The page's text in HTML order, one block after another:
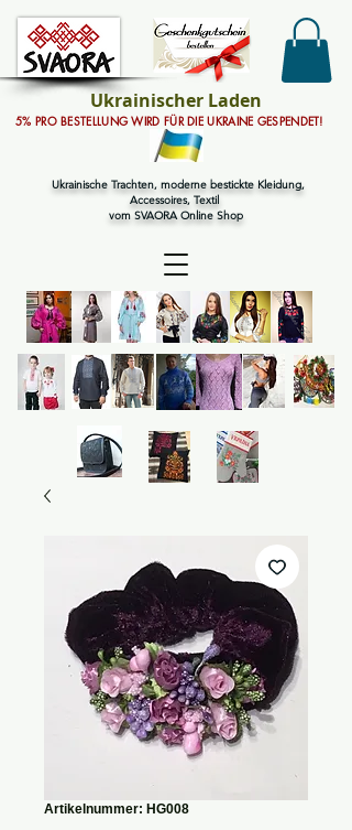
Ukrainische Trachten, moderne bestickte Kleidung,
Accessoires, Textil
vom SVAORA Online Shop
5% PRO BESTELLUNG WIRD FÜR DIE UKRAINE GESPENDET!
Ukrainischer Laden
Artikelnummer: HG008